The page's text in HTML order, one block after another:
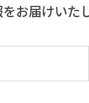
お届けいた